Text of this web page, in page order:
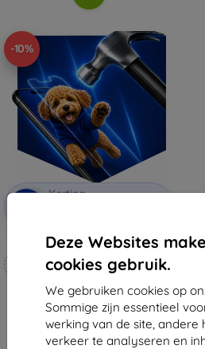
Deze Websites
cookies gebruik.
We gebruiken cookies op
Sommige zijn essentieel
werking van de site, andere
verkeer te analyseren en
-10%
Korting
3mk Hammer beschermfolie
Op maat gemaakt
€ 20,90
€ 18,80
Op voorraad: 4 stuks